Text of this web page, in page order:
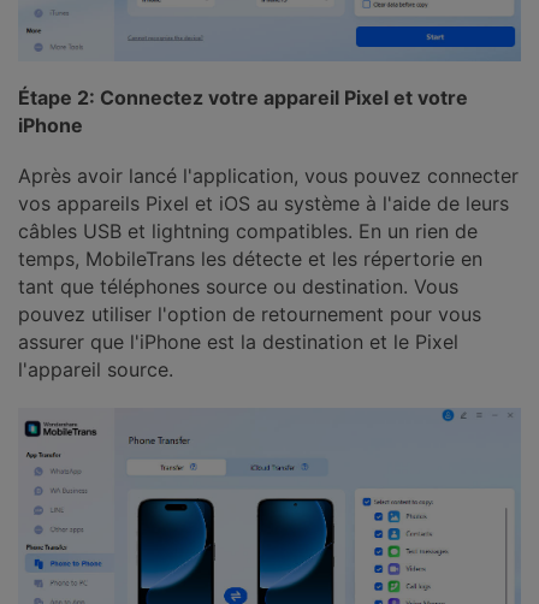
Étape 2: Connectez votre appareil Pixel et votre
iPhone
Après avoir lancé l'application, vous pouvez connecter
vos appareils Pixel et iOS au système à l'aide de leurs
câbles USB et lightning compatibles. En un rien de
temps, MobileTrans les détecte et les répertorie en
tant que téléphones source ou destination. Vous
pouvez utiliser l'option de retournement pour vous
assurer que l'iPhone est la destination et le Pixel
l'appareil source.